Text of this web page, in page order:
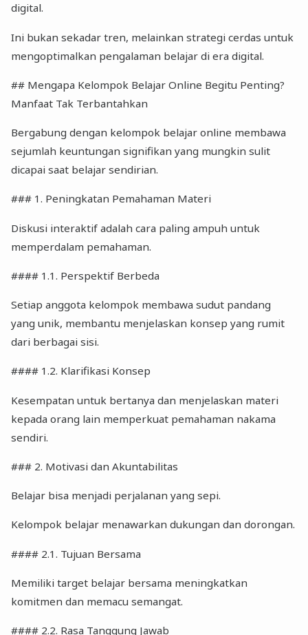
digital.
Ini bukan sekadar tren, melainkan strategi cerdas untuk
mengoptimalkan pengalaman belajar di era digital.
## Mengapa Kelompok Belajar Online Begitu Penting?
Manfaat Tak Terbantahkan
Bergabung dengan kelompok belajar online membawa
sejumlah keuntungan signifikan yang mungkin sulit
dicapai saat belajar sendirian.
### 1. Peningkatan Pemahaman Materi
Diskusi interaktif adalah cara paling ampuh untuk
memperdalam pemahaman.
#### 1.1. Perspektif Berbeda
Setiap anggota kelompok membawa sudut pandang
yang unik, membantu menjelaskan konsep yang rumit
dari berbagai sisi.
#### 1.2. Klarifikasi Konsep
Kesempatan untuk bertanya dan menjelaskan materi
kepada orang lain memperkuat pemahaman nakama
sendiri.
### 2. Motivasi dan Akuntabilitas
Belajar bisa menjadi perjalanan yang sepi.
Kelompok belajar menawarkan dukungan dan dorongan.
#### 2.1. Tujuan Bersama
Memiliki target belajar bersama meningkatkan
komitmen dan memacu semangat.
#### 2.2. Rasa Tanggung Jawab